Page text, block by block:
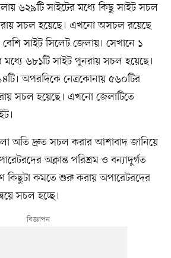
৬২৯টি সাইটের মধ্যে কিছু সাইট সচল
সচল হয়েছে। এখনো অসচল রয়েছে
সাইট সিলেট জেলায়। সেখানে ১
৬৮১টি সাইট পুনরায় সচল হয়েছে।
অপরদিকে নেত্রকোনায় ৫৬০টির
সচল হয়েছে। এখনো জেলাটিতে
অতি দ্রুত সচল করার আশাবাদ জানিয়ে
অক্লান্ত পরিশ্রম ও বন্যাদুর্গত
কিছুটা কমতে শুরু করায় অপারেটরদের
সচল হচ্ছে।